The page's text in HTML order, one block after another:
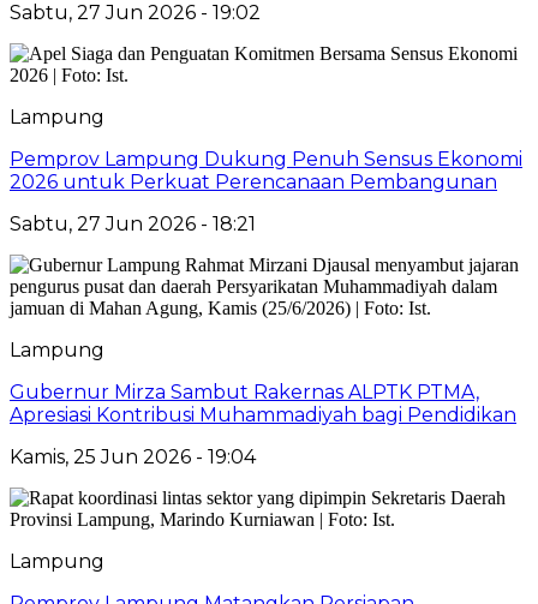
Sabtu, 27 Jun 2026 - 19:02
Lampung
Pemprov Lampung Dukung Penuh Sensus Ekonomi
2026 untuk Perkuat Perencanaan Pembangunan
Sabtu, 27 Jun 2026 - 18:21
Lampung
Gubernur Mirza Sambut Rakernas ALPTK PTMA,
Apresiasi Kontribusi Muhammadiyah bagi Pendidikan
Kamis, 25 Jun 2026 - 19:04
Lampung